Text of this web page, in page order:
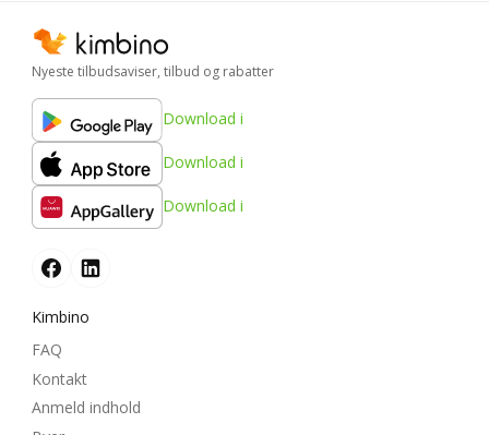
Nyeste tilbudsaviser, tilbud og rabatter
Download i
Download i
Download i
Kimbino
FAQ
Kontakt
Anmeld indhold